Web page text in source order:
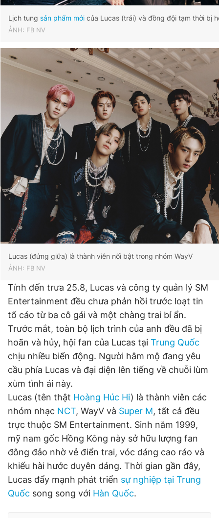
Lịch tung sản phẩm mới của Lucas (trái) và đồng đội tạm thời bị
ẢNH: FB NV
Lucas (đứng giữa) là thành viên nổi bật trong nhóm WayV
ẢNH: FB NV
Tính đến trưa 25.8, Lucas và công ty quản lý SM
Entertainment đều chưa phản hồi trước loạt tin
tố cáo từ ba cô gái và một chàng trai bí ẩn.
Trước mắt, toàn bộ lịch trình của anh đều đã bị
hoãn và hủy, hội fan của Lucas tại Trung Quốc
chịu nhiều biến động. Người hâm mộ đang yêu
cầu phía Lucas và đại diện lên tiếng về chuỗi lùm
xùm tình ái này.
Lucas (tên thật Hoàng Húc Hi) là thành viên các
nhóm nhạc NCT, WayV và Super M, tất cả đều
trực thuộc SM Entertainment. Sinh năm 1999,
mỹ nam gốc Hồng Kông này sở hữu lượng fan
đông đảo nhờ vẻ điển trai, vóc dáng cao ráo và
khiếu hài hước duyên dáng. Thời gian gần đây,
Lucas đẩy mạnh phát triển sự nghiệp tại Trung
Quốc song song với Hàn Quốc.